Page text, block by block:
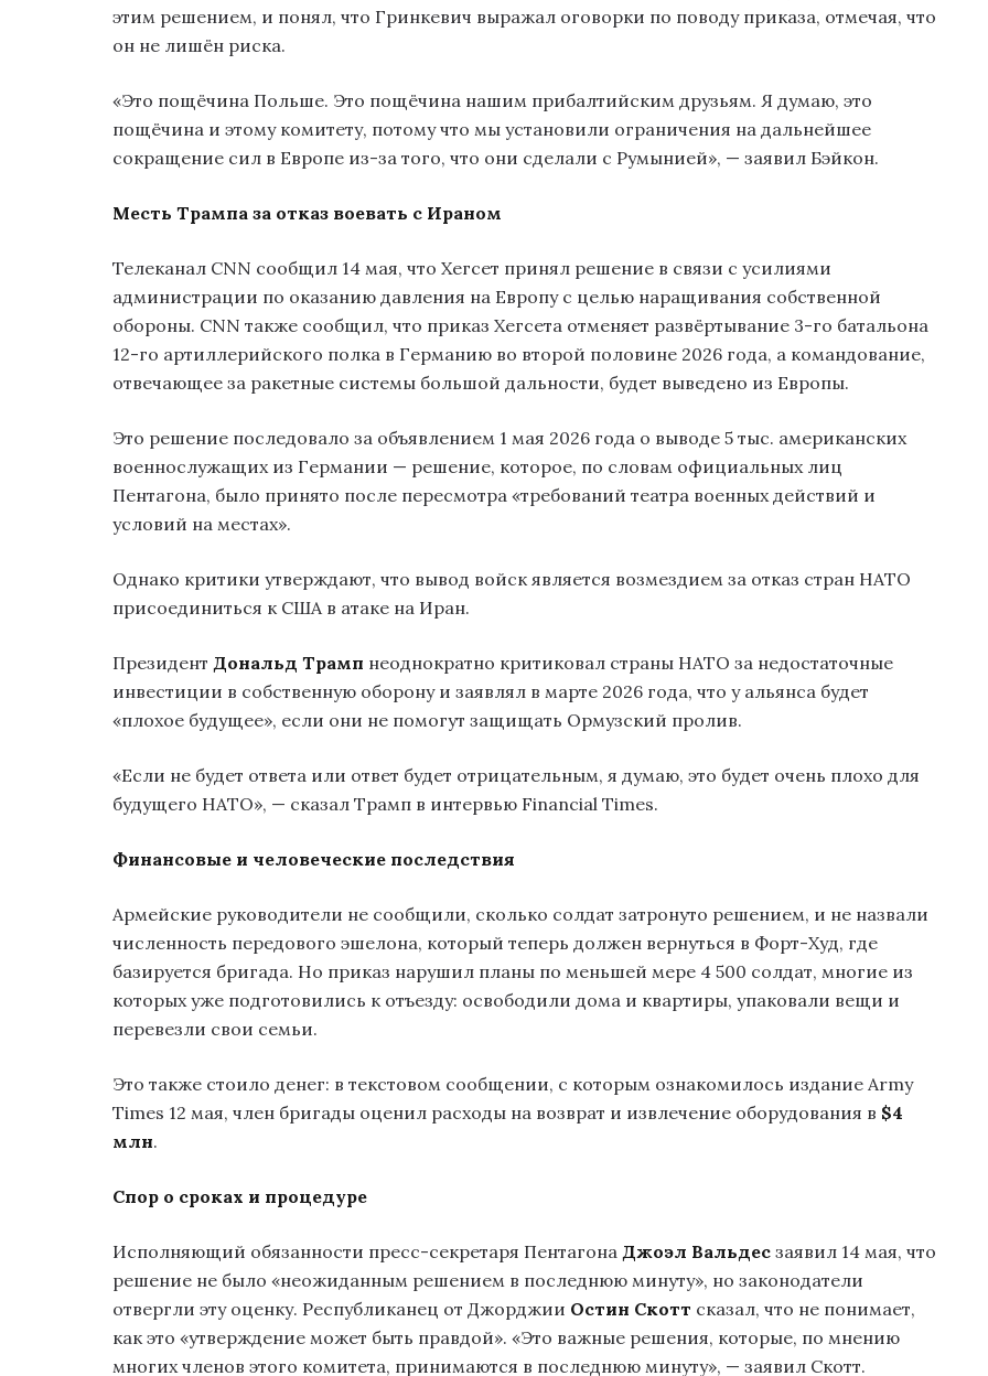
этим решением, и понял, что Гринкевич выражал оговорки по поводу приказа, отмечая, что
он не лишён риска.
«Это пощёчина Польше. Это пощёчина нашим прибалтийским друзьям. Я думаю, это
пощёчина и этому комитету, потому что мы установили ограничения на дальнейшее
сокращение сил в Европе из-за того, что они сделали с Румынией», — заявил Бэйкон.
Месть Трампа за отказ воевать с Ираном
Телеканал CNN сообщил 14 мая, что Хегсет принял решение в связи с усилиями
администрации по оказанию давления на Европу с целью наращивания собственной
обороны. CNN также сообщил, что приказ Хегсета отменяет развёртывание 3-го батальона
12-го артиллерийского полка в Германию во второй половине 2026 года, а командование,
отвечающее за ракетные системы большой дальности, будет выведено из Европы.
Это решение последовало за объявлением 1 мая 2026 года о выводе 5 тыс. американских
военнослужащих из Германии — решение, которое, по словам официальных лиц
Пентагона, было принято после пересмотра «требований театра военных действий и
условий на местах».
Однако критики утверждают, что вывод войск является возмездием за отказ стран НАТО
присоединиться к США в атаке на Иран.
Президент Дональд Трамп неоднократно критиковал страны НАТО за недостаточные
инвестиции в собственную оборону и заявлял в марте 2026 года, что у альянса будет
«плохое будущее», если они не помогут защищать Ормузский пролив.
«Если не будет ответа или ответ будет отрицательным, я думаю, это будет очень плохо для
будущего НАТО», — сказал Трамп в интервью Financial Times.
Финансовые и человеческие последствия
Армейские руководители не сообщили, сколько солдат затронуто решением, и не назвали
численность передового эшелона, который теперь должен вернуться в Форт-Худ, где
базируется бригада. Но приказ нарушил планы по меньшей мере 4 500 солдат, многие из
которых уже подготовились к отъезду: освободили дома и квартиры, упаковали вещи и
перевезли свои семьи.
Это также стоило денег: в текстовом сообщении, с которым ознакомилось издание Army
Times 12 мая, член бригады оценил расходы на возврат и извлечение оборудования в $4
млн.
Спор о сроках и процедуре
Исполняющий обязанности пресс-секретаря Пентагона Джоэл Вальдес заявил 14 мая, что
решение не было «неожиданным решением в последнюю минуту», но законодатели
отвергли эту оценку. Республиканец от Джорджии Остин Скотт сказал, что не понимает,
как это «утверждение может быть правдой». «Это важные решения, которые, по мнению
многих членов этого комитета, принимаются в последнюю минуту», — заявил Скотт.